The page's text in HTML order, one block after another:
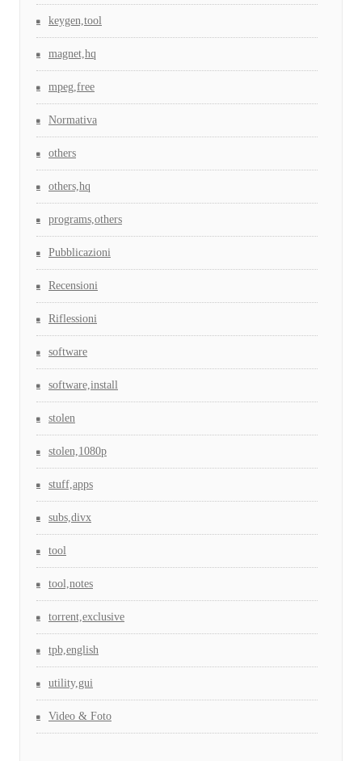
keygen,tool
magnet,hq
mpeg,free
Normativa
others
others,hq
programs,others
Pubblicazioni
Recensioni
Riflessioni
software
software,install
stolen
stolen,1080p
stuff,apps
subs,divx
tool
tool,notes
torrent,exclusive
tpb,english
utility,gui
Video & Foto